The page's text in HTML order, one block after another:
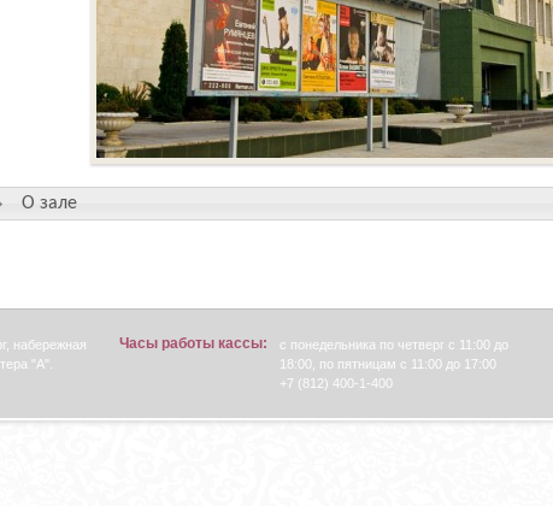
О зале
набережная
"А".
Часы работы кассы:
с понедельника по четверг с 11:00 до
18:00, по пятницам с 11:00 до 17:00
+7 (812) 400-1-400